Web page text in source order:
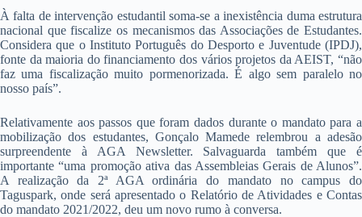
À falta de intervenção estudantil soma-se a inexistência duma estrutura
nacional que fiscalize os mecanismos das Associações de Estudantes.
Considera que o Instituto Português do Desporto e Juventude (IPDJ),
fonte da maioria do financiamento dos vários projetos da AEIST, “não
faz uma fiscalização muito pormenorizada. É algo sem paralelo no
nosso país”.
Relativamente aos passos que foram dados durante o mandato para a
mobilização dos estudantes, Gonçalo Mamede relembrou a adesão
surpreendente à AGA Newsletter. Salvaguarda também que é
importante “uma promoção ativa das Assembleias Gerais de Alunos”.
A realização da 2ª AGA ordinária do mandato no campus do
Taguspark, onde será apresentado o Relatório de Atividades e Contas
do mandato 2021/2022, deu um novo rumo à conversa.